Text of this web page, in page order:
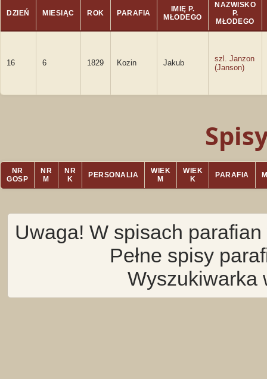
DZIEŃ MIESIĄC ROK PARAFIA
IMIĘ P.
MŁODEGO
NAZWISKO
P.
MŁODEGO
16 6 1829 Kozin Jakub
szl. Janzon
(Janson)
NR
GOSP
NR
M
NR
K
PERSONALIA
WIEK
M
WIEK
K
PARAFIA
Uwaga! W spisach
Pełne spisy
Wyszukiwarka